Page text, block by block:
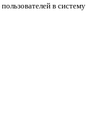
пользователей в систему